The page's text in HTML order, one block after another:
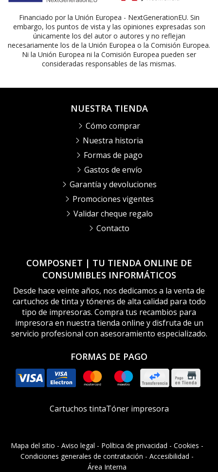
Financiado por la Unión Europea - NextGenerationEU. Sin
embargo, los puntos de vista y las opiniones expresadas son
únicamente los del autor o autores y no reflejan
necesariamente los de la Unión Europea o la Comisión Europea.
Ni la Unión Europea ni la Comisión Europea pueden ser
consideradas responsables de las mismas.
COMPOSNET | TU TIENDA ONLINE DE
CONSUMIBLES INFORMÁTICOS
Desde hace veinte años, nos dedicamos a la venta de
cartuchos de tinta y tóneres de alta calidad para todo
tipo de impresoras. Compra tus recambios para
impresora en nuestra tienda online y disfruta de un
servicio profesional con asesoramiento especializado.
FORMAS DE PAGO
NUESTRA TIENDA
Cómo comprar
Nuestra historia
Formas de pago
Gastos de envío
Garantía y devoluciones
Promociones vigentes
Validar cheque regalo
Contacto
Cartuchos tintaTóner impresora
Mapa del sitio - Aviso legal - Política de privacidad - Cookies -
Condiciones generales de contratación - Accesibilidad -
Área Interna